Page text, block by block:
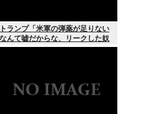
トランプ「米軍の弾薬が足りない
なんて嘘だからな、リークした奴
は懲役刑だ！」